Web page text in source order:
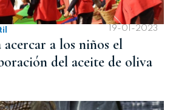
19-01-2023
a los niños el
del aceite de oliva